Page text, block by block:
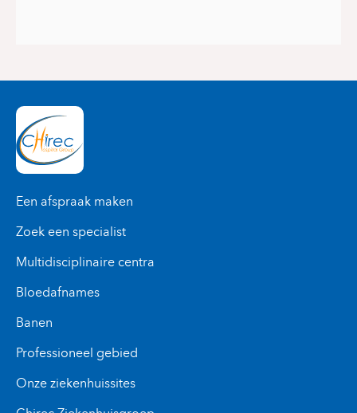
Een afspraak maken
Zoek een specialist
Multidisciplinaire centra
Bloedafnames
Banen
Professioneel gebied
Onze ziekenhuissites